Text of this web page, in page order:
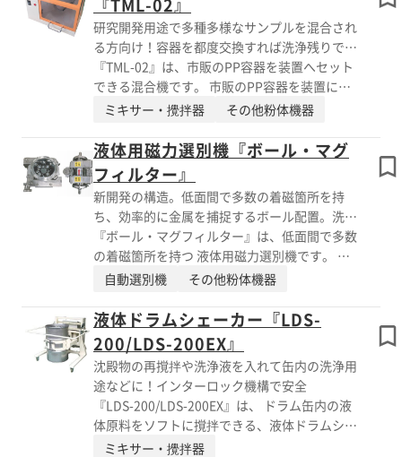
多数！
［お問い合わせ］よりお申込みください。
【特長】 ■乳鉢内のボールの細かい上下運動
とランダムな動作で効率的に粉砕 ■研究室や
実験室での使用に適した卓上型 ■透明カバー
付きで、粉砕の進行具合が一目で確認可能 ※
製品に関する詳細は、資料をご覧下さい。お問
い合わせもお気軽にどうぞ。
『TML-02』
研究開発用途で多種多様なサンプルを混合され
る方向け！容器を都度交換すれば洗浄残りで混
ざることがありません。
『TML-02』は、市販のPP容器を装置へセット
できる混合機です。 市販のPP容器を装置にセ
ットできるので、容器を都度交換すれば、経済
ーイ2L容器が標準になっていますが、ホルダー
部は取り外しが できますので、使いたい容器
に合わせてホルダーを交換することも可能で
す。 密閉で混合ができるので、外部からのコ
ンタミの心配がなく、また外部への発塵もあり
ません。 【特長】 ■PP容器ごと装置へセット
■密閉で混合するので、コンタミ防止になる
■市販容器が使用でき、色替え、香り、洗浄面
でも容器ごとの交換ができる ■ソフト混合で
造粒粉など粉化させない。材料を傷めない。
■タッチパネル上で回転数の変更、タイマー設
定が容易にできる ■安全カバーはインターロ
ック付 ※詳しくはPDF資料をご覧いただくか、
お気軽にお問い合わせ下さい。
ミキサー・攪拌器 その他粉体機器
液体用磁力選別機『ボール・マグ
フィルター』
新開発の構造。低面間で多数の着磁箇所を持
ち、効率的に金属を捕捉するボール配置。洗浄
も容易。
『ボール・マグフィルター』は、低面間で多数
の着磁箇所を持つ 液体用磁力選別機です。 液
体の流路に当たるようにボールを配置するた
ネットを取り外すことにより、配管内のボール
は磁力が無くなり、 洗浄が容易です。 【特
長】 ■液体の流路に当たるようにボールを配
置し、効率的に金属を捕捉 ■接液部材質はケ
ーシングSUS316L、ボールはSUS440C ■表面
磁束密度は、0.3T～0.7Tが各所に発生 ■ライ
ンにあわせた設計、製作が可能 ※詳しくはPDF
資料をご覧いただくか、お気軽にお問い合わせ
自動選別機 その他粉体機器
液体ドラムシェーカー『LDS-
200/LDS-200EX』
沈殿物の再撹拌や洗浄液を入れて缶内の洗浄用
途などに！インターロック機構で安全
『LDS-200/LDS-200EX』は、 ドラム缶内の液
体原料をソフトに撹拌できる、液体ドラムシェ
ーカーです。 ドラム缶を天地方向へ360°低速
ミキサー・攪拌器